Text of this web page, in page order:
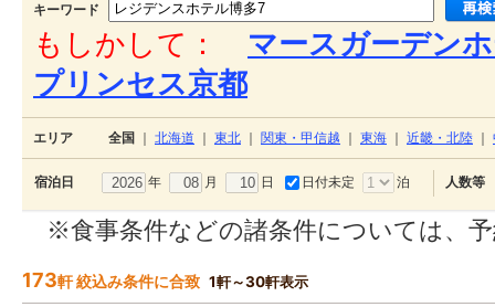
キーワード
もしかして：
マースガーデン
プリンセス京都
エリア 全国 北海道 東北 関東・甲信越 東海 近畿・北陸
宿泊日 年 月 日 日付未定 泊 人数等
※食事条件などの諸条件については、
173軒 絞込み条件に合致 1軒～30軒表示